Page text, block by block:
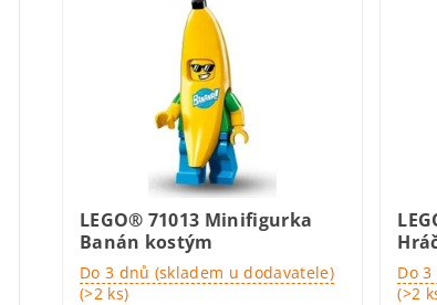
LEGO® 71013 Minifigurka
Banán kostým
Do 3 dnů (skladem u dodavatele)
(>2 ks)
Do
(>2